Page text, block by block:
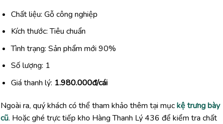
Chất liệu: Gỗ công nghiệp
Kích thước: Tiêu chuẩn
Tình trạng: Sản phẩm mới 90%
Số lượng: 1
Giá thanh lý: 1.980.000đ/cái
Ngoài ra, quý khách có thể tham khảo thêm tại mụckệ trưng bày
cũ. Hoặc ghé trực tiếp kho Hàng Thanh Lý 436 để kiểm tra chất